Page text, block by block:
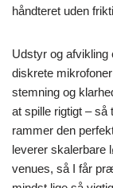
håndteret uden
Udstyr og
diskrete
stemning og
at spille rigtigt – så
rammer den
leverer skalerbare
venues, så I får